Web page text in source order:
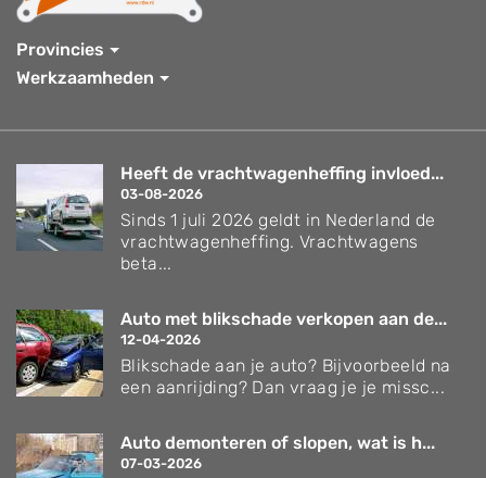
Provincies
Werkzaamheden
Heeft de vrachtwagenheffing invloed...
03-08-2026
Sinds 1 juli 2026 geldt in Nederland de
vrachtwagenheffing. Vrachtwagens
beta...
Auto met blikschade verkopen aan de...
12-04-2026
Blikschade aan je auto? Bijvoorbeeld na
een aanrijding? Dan vraag je je missc...
Auto demonteren of slopen, wat is h...
07-03-2026